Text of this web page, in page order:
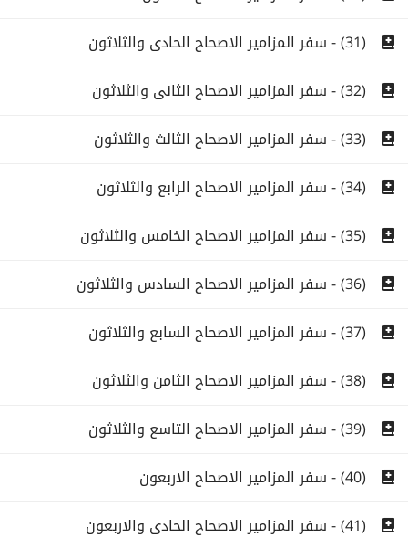
(31) - سفر المزامير الاصحاح الحادى والثلاثون
(32) - سفر المزامير الاصحاح الثانى والثلاثون
(33) - سفر المزامير الاصحاح الثالث والثلاثون
(34) - سفر المزامير الاصحاح الرابع والثلاثون
(35) - سفر المزامير الاصحاح الخامس والثلاثون
(36) - سفر المزامير الاصحاح السادس والثلاثون
(37) - سفر المزامير الاصحاح السابع والثلاثون
(38) - سفر المزامير الاصحاح الثامن والثلاثون
(39) - سفر المزامير الاصحاح التاسع والثلاثون
(40) - سفر المزامير الاصحاح الاربعون
(41) - سفر المزامير الاصحاح الحادى والاربعون